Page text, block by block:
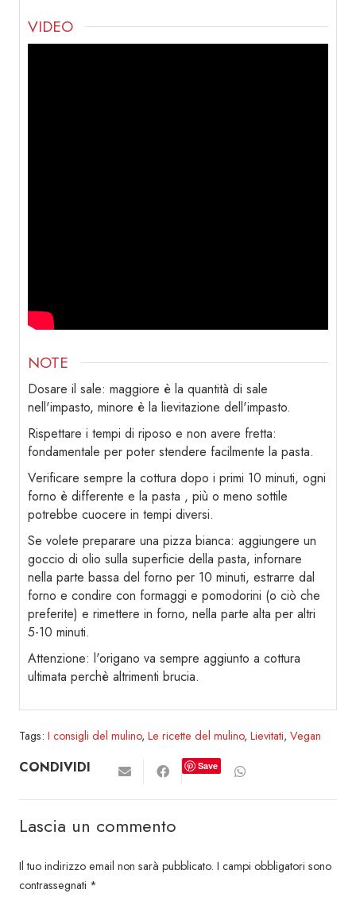
VIDEO
NOTE
Dosare il sale: maggiore è la quantità di sale
nell'impasto, minore è la lievitazione dell'impasto.
Rispettare i tempi di riposo e non avere fretta:
fondamentale per poter stendere facilmente la pasta.
Verificare sempre la cottura dopo i primi 10 minuti, ogni
forno è differente e la pasta , più o meno sottile
potrebbe cuocere in tempi diversi.
Se volete preparare una pizza bianca: aggiungere un
goccio di olio sulla superficie della pasta, infornare
nella parte bassa del forno per 10 minuti, estrarre dal
forno e condire con formaggi e pomodorini (o ciò che
preferite) e rimettere in forno, nella parte alta per altri
5-10 minuti.
Attenzione: l'origano va sempre aggiunto a cottura
ultimata perchè altrimenti brucia.
Tags: I consigli del mulino, Le ricette del mulino, Lievitati, Vegan
CONDIVIDI Save
Lascia un commento
Il tuo indirizzo email non sarà pubblicato. I campi obbligatori sono
contrassegnati *